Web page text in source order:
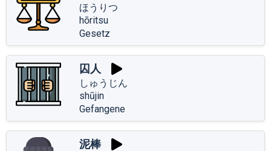
ほうりつ
hōritsu
Gesetz
囚人
しゅうじん
shūjin
Gefangene
泥棒